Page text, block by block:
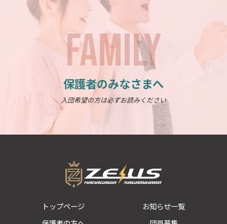
FAMILY
保護者のみなさまへ
入団希望の方は必ずお読みください
トップページ
お知らせ一覧